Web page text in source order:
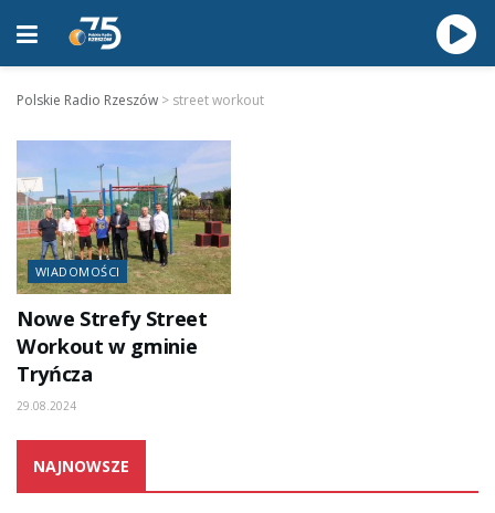
Polskie Radio Rzeszów > street workout
WIADOMOŚCI
Nowe Strefy Street
Workout w gminie
Tryńcza
29.08.2024
NAJNOWSZE